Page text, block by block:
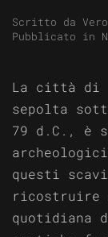
Scritto da
Pubblicato in
La città di
sepolta
79 d.C., è
questi
ricostruire
quotidiana